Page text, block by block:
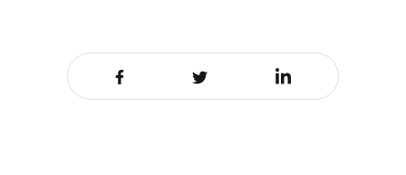
Share it on FacebookShare it on TwitterShare it on LinkedIn